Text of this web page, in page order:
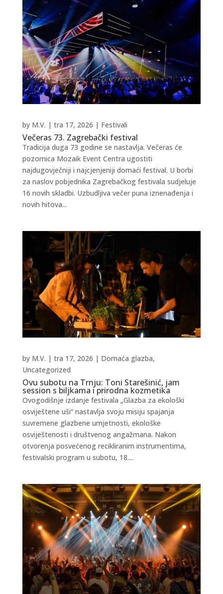
Večeras 73. Zagrebački festival
by M.V. | tra 17, 2026 | Festivali
Tradicija duga 73 godine se nastavlja. Večeras će
pozornica Mozaik Event Centra ugostiti
najdugovječniji i najcjenjeniji domaći festival. U borbi
za naslov pobjednika Zagrebačkog festivala sudjeluje
16 novih skladbi. Uzbudljiva večer puna iznenađenja i
novih hitova...
Ovu subotu na Trnju: Toni Starešinić, jam
session s biljkama i prirodna kozmetika
by M.V. | tra 17, 2026 | Domaća glazba,
Uncategorized
Ovogodišnje izdanje festivala „Glazba za ekološki
osviještene uši“ nastavlja svoju misiju spajanja
suvremene glazbene umjetnosti, ekološke
osviještenosti i društvenog angažmana. Nakon
otvorenja posvećenog recikliranim instrumentima,
festivalski program u subotu, 18....